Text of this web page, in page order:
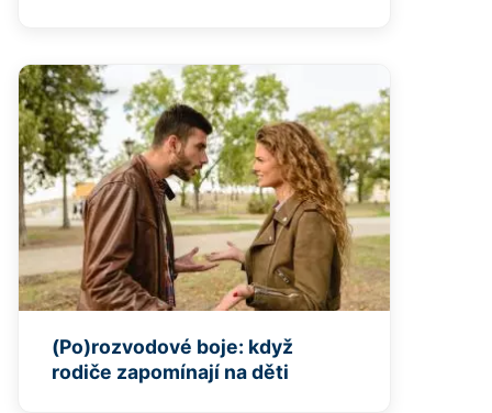
(Po)rozvodové boje: když
rodiče zapomínají na děti